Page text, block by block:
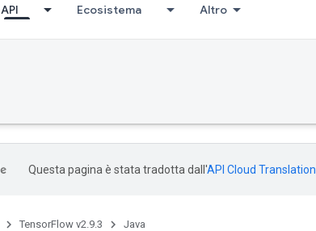
API Ecosistema Altro
Questa pagina è stata tradotta dall'API Cloud Translation
TensorFlow v2.9.3 Java